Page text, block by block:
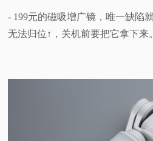
- 199元的磁吸增广镜，唯一缺陷
无法归位↑，关机前要把它拿下来。